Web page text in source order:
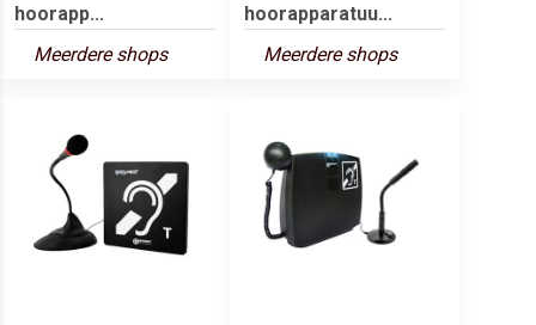
hoorapp...
Meerdere shops
hoorapparatuu...
Meerdere shops